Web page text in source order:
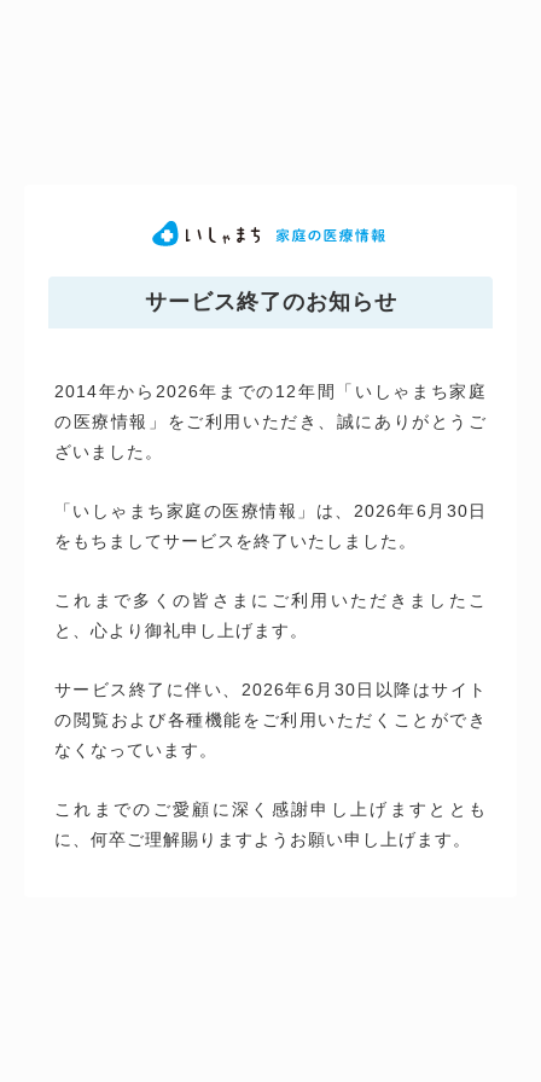
サービス終了のお知らせ
2014年から2026年までの12年間「いしゃまち家庭
の医療情報」をご利用いただき、誠にありがとうご
ざいました。
「いしゃまち家庭の医療情報」は、2026年6月30日
をもちましてサービスを終了いたしました。
これまで多くの皆さまにご利用いただきましたこ
と、心より御礼申し上げます。
サービス終了に伴い、2026年6月30日以降はサイト
の閲覧および各種機能をご利用いただくことができ
なくなっています。
これまでのご愛顧に深く感謝申し上げますととも
に、何卒ご理解賜りますようお願い申し上げます。